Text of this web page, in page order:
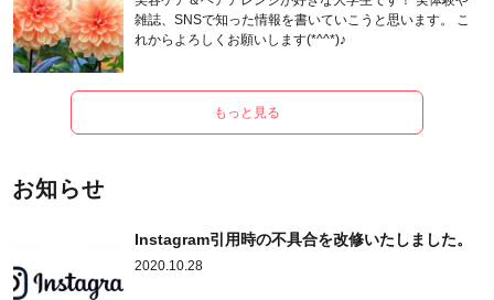
雑誌、SNSで知った情報を書いていこうと思います。 こ
れからよろしくお願いします(*^^*)♪
もっと見る
お知らせ
Instagram引用時の不具合を改修いたしました。
2020.10.28